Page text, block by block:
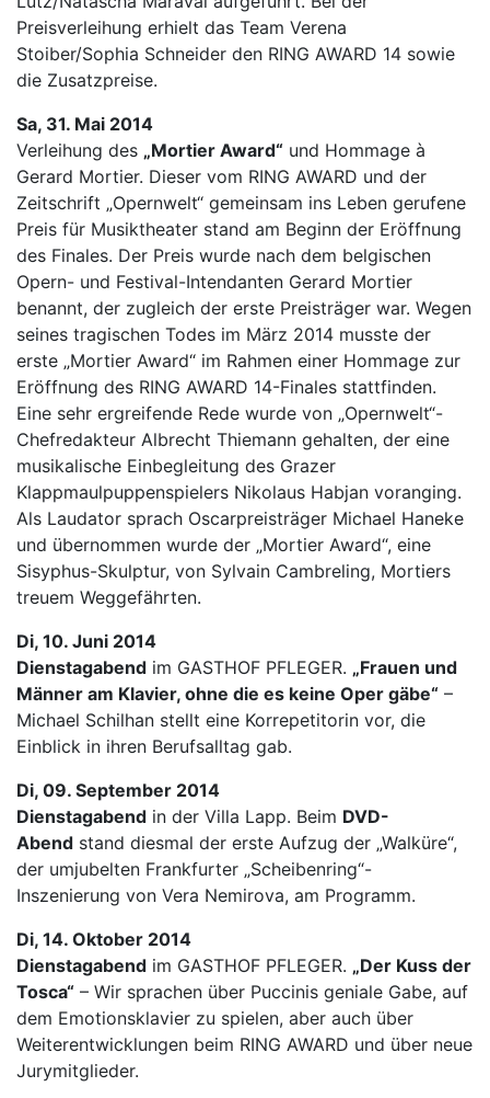
Preisverleihung erhielt das Team Verena
Stoiber/Sophia Schneider den RING AWARD 14 sowie
die Zusatzpreise.
Sa, 31. Mai 2014
Verleihung des „Mortier Award“ und Hommage à
Gerard Mortier. Dieser vom RING AWARD und der
Zeitschrift „Opernwelt“ gemeinsam ins Leben gerufene
Preis für Musiktheater stand am Beginn der Eröffnung
des Finales. Der Preis wurde nach dem belgischen
Opern- und Festival-Intendanten Gerard Mortier
benannt, der zugleich der erste Preisträger war. Wegen
seines tragischen Todes im März 2014 musste der
erste „Mortier Award“ im Rahmen einer Hommage zur
Eröffnung des RING AWARD 14-Finales stattfinden.
Eine sehr ergreifende Rede wurde von „Opernwelt“-
Chefredakteur Albrecht Thiemann gehalten, der eine
musikalische Einbegleitung des Grazer
Klappmaulpuppenspielers Nikolaus Habjan voranging.
Als Laudator sprach Oscarpreisträger Michael Haneke
und übernommen wurde der „Mortier Award“, eine
Sisyphus-Skulptur, von Sylvain Cambreling, Mortiers
treuem Weggefährten.
Di, 10. Juni 2014
Dienstagabend im GASTHOF PFLEGER. „Frauen und
Männer am Klavier, ohne die es keine Oper gäbe“ –
Michael Schilhan stellt eine Korrepetitorin vor, die
Einblick in ihren Berufsalltag gab.
Di, 09. September 2014
Dienstagabend in der Villa Lapp. Beim DVD-
Abend stand diesmal der erste Aufzug der „Walküre“,
der umjubelten Frankfurter „Scheibenring“-
Inszenierung von Vera Nemirova, am Programm.
Di, 14. Oktober 2014
Dienstagabend im GASTHOF PFLEGER. „Der Kuss der
Tosca“ – Wir sprachen über Puccinis geniale Gabe, auf
dem Emotionsklavier zu spielen, aber auch über
Weiterentwicklungen beim RING AWARD und über neue
Jurymitglieder.